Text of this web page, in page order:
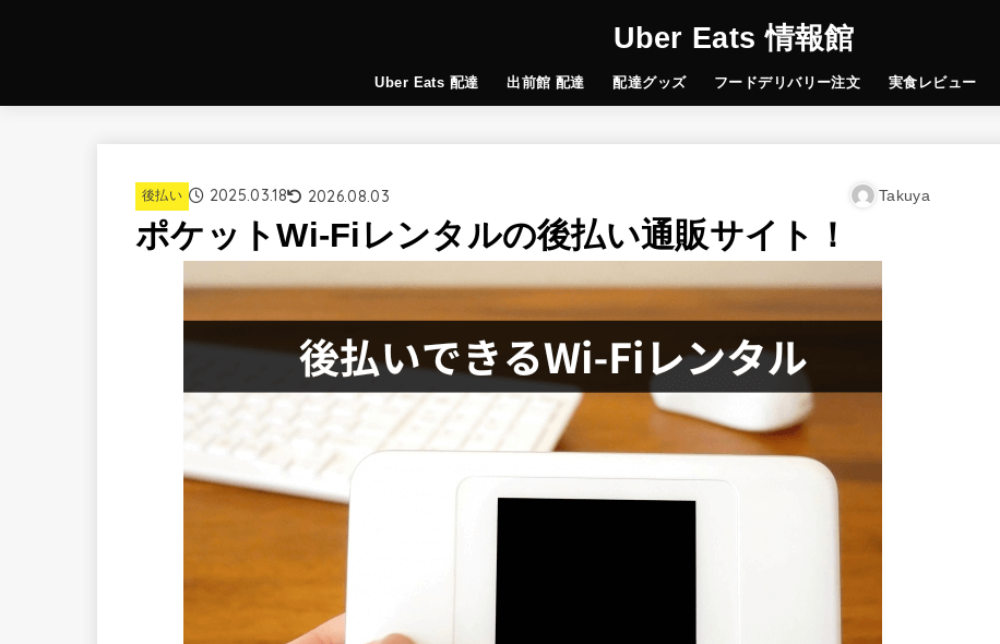
Uber Eats 情報館
Uber Eats 配達 出前館 配達 配達グッズ フードデリバリー注文 実食レビュー
後払い 2025.03.18 2026.08.03 Takuya
ポケットWi-Fiレンタルの後払い通販サイト！